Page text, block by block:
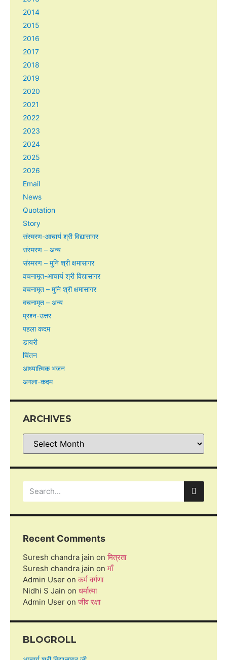
2014
2015
2016
2017
2018
2019
2020
2021
2022
2023
2024
2025
2026
Email
News
Quotation
Story
संस्मरण-आचार्य श्री विद्यासागर
संस्मरण – अन्य
संस्मरण – मुनि श्री क्षमासागर
वचनामृत-आचार्य श्री विद्यासागर
वचनामृत – मुनि श्री क्षमासागर
वचनामृत – अन्य
प्रश्न-उत्तर
पहला कदम
डायरी
चिंतन
आध्यात्मिक भजन
अगला-कदम
ARCHIVES
Recent Comments
Suresh chandra jain onमित्रता
Suresh chandra jain onमाँ
Admin User onकर्म वर्गणा
Nidhi S Jain on धर्मात्मा
Admin User onजीव रक्षा
BLOGROLL